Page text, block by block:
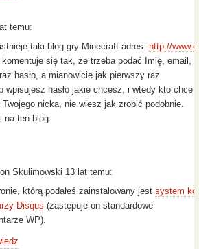
temu:
taki blog gry Minecraft adres: http://
się tak, że trzeba podać Imię, email,
hasło, a mianowicie jak pierwszy raz
wpisujesz hasło jakie chcesz, i wtedy kto chce
Twojego nicka, nie wiesz jak zrobić podobnie.
na ten blog.
Skulimowski 13 lat temu:
którą podałeś zainstalowany jest system ko
Disqus (zastępuje on standardowe
WP).